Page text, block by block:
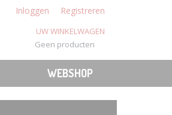
Inloggen Registreren
UW WINKELWAGEN
Geen producten
WEBSHOP